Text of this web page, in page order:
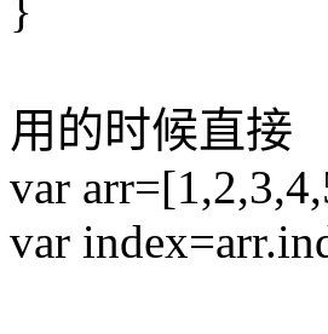
}
用的时候直接
var
var